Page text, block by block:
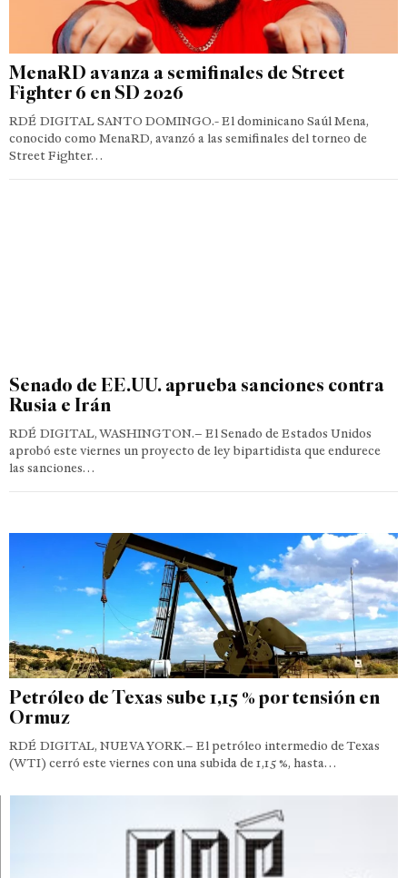
MenaRD avanza a semifinales de Street
Fighter 6 en SD 2026
RDÉ DIGITAL SANTO DOMINGO.- El dominicano Saúl Mena,
conocido como MenaRD, avanzó a las semifinales del torneo de
Street Fighter…
Senado de EE.UU. aprueba sanciones contra
Rusia e Irán
RDÉ DIGITAL, WASHINGTON.– El Senado de Estados Unidos
aprobó este viernes un proyecto de ley bipartidista que endurece
las sanciones…
Petróleo de Texas sube 1,15 % por tensión en
Ormuz
RDÉ DIGITAL, NUEVA YORK.– El petróleo intermedio de Texas
(WTI) cerró este viernes con una subida de 1,15 %, hasta…